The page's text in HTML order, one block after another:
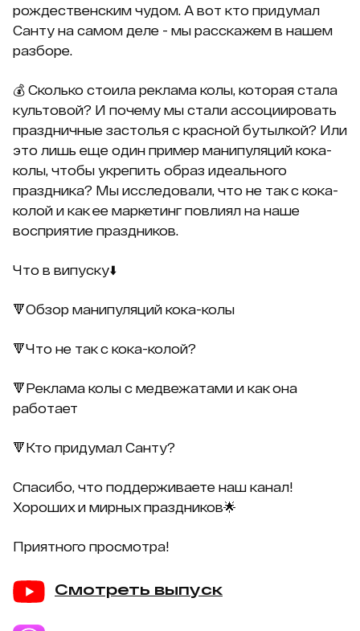
рождественским чудом. А вот кто придумал
Санту на самом деле - мы расскажем в нашем
разборе.
💰 Сколько стоила реклама колы, которая стала
культовой? И почему мы стали ассоциировать
праздничные застолья с красной бутылкой? Или
это лишь еще один пример манипуляций кока-
колы, чтобы укрепить образ идеального
праздника? Мы исследовали, что не так с кока-
колой и как ее маркетинг повлиял на наше
восприятие праздников.
Что в випуску⬇️
🔻Обзор манипуляций кока-колы
🔻Что не так с кока-колой?
🔻Реклама колы с медвежатами и как она
работает
🔻Кто придумал Санту?
Спасибо, что поддерживаете наш канал!
Хороших и мирных праздников🌟
Приятного просмотра!
Смотреть выпуск